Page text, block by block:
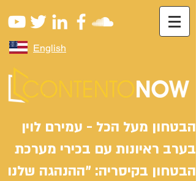
English
הבטחון מעל הכל - עמירם לוין
בערב ראיונות עם בכירי מערכת
הבטחון בקיסריה: "ההנהגה שלנו